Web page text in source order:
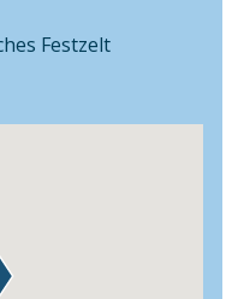
Festzelt